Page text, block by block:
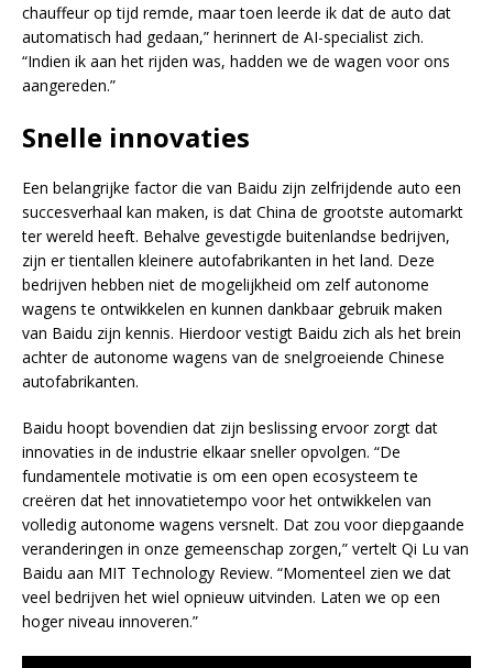
chauffeur op tijd remde, maar toen leerde ik dat de auto dat
automatisch had gedaan,” herinnert de AI-specialist zich.
“Indien ik aan het rijden was, hadden we de wagen voor ons
aangereden.”
Snelle innovaties
Een belangrijke factor die van Baidu zijn zelfrijdende auto een
succesverhaal kan maken, is dat China de grootste automarkt
ter wereld heeft. Behalve gevestigde buitenlandse bedrijven,
zijn er tientallen kleinere autofabrikanten in het land. Deze
bedrijven hebben niet de mogelijkheid om zelf autonome
wagens te ontwikkelen en kunnen dankbaar gebruik maken
van Baidu zijn kennis. Hierdoor vestigt Baidu zich als het brein
achter de autonome wagens van de snelgroeiende Chinese
autofabrikanten.
Baidu hoopt bovendien dat zijn beslissing ervoor zorgt dat
innovaties in de industrie elkaar sneller opvolgen. “De
fundamentele motivatie is om een open ecosysteem te
creëren dat het innovatietempo voor het ontwikkelen van
volledig autonome wagens versnelt. Dat zou voor diepgaande
veranderingen in onze gemeenschap zorgen,” vertelt Qi Lu van
Baidu aan MIT Technology Review. “Momenteel zien we dat
veel bedrijven het wiel opnieuw uitvinden. Laten we op een
hoger niveau innoveren.”